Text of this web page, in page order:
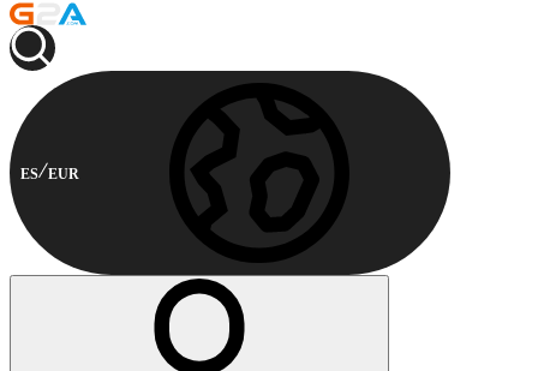
ES EUR